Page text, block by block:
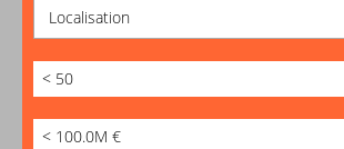
Localisation
< 50
< 100.0M €